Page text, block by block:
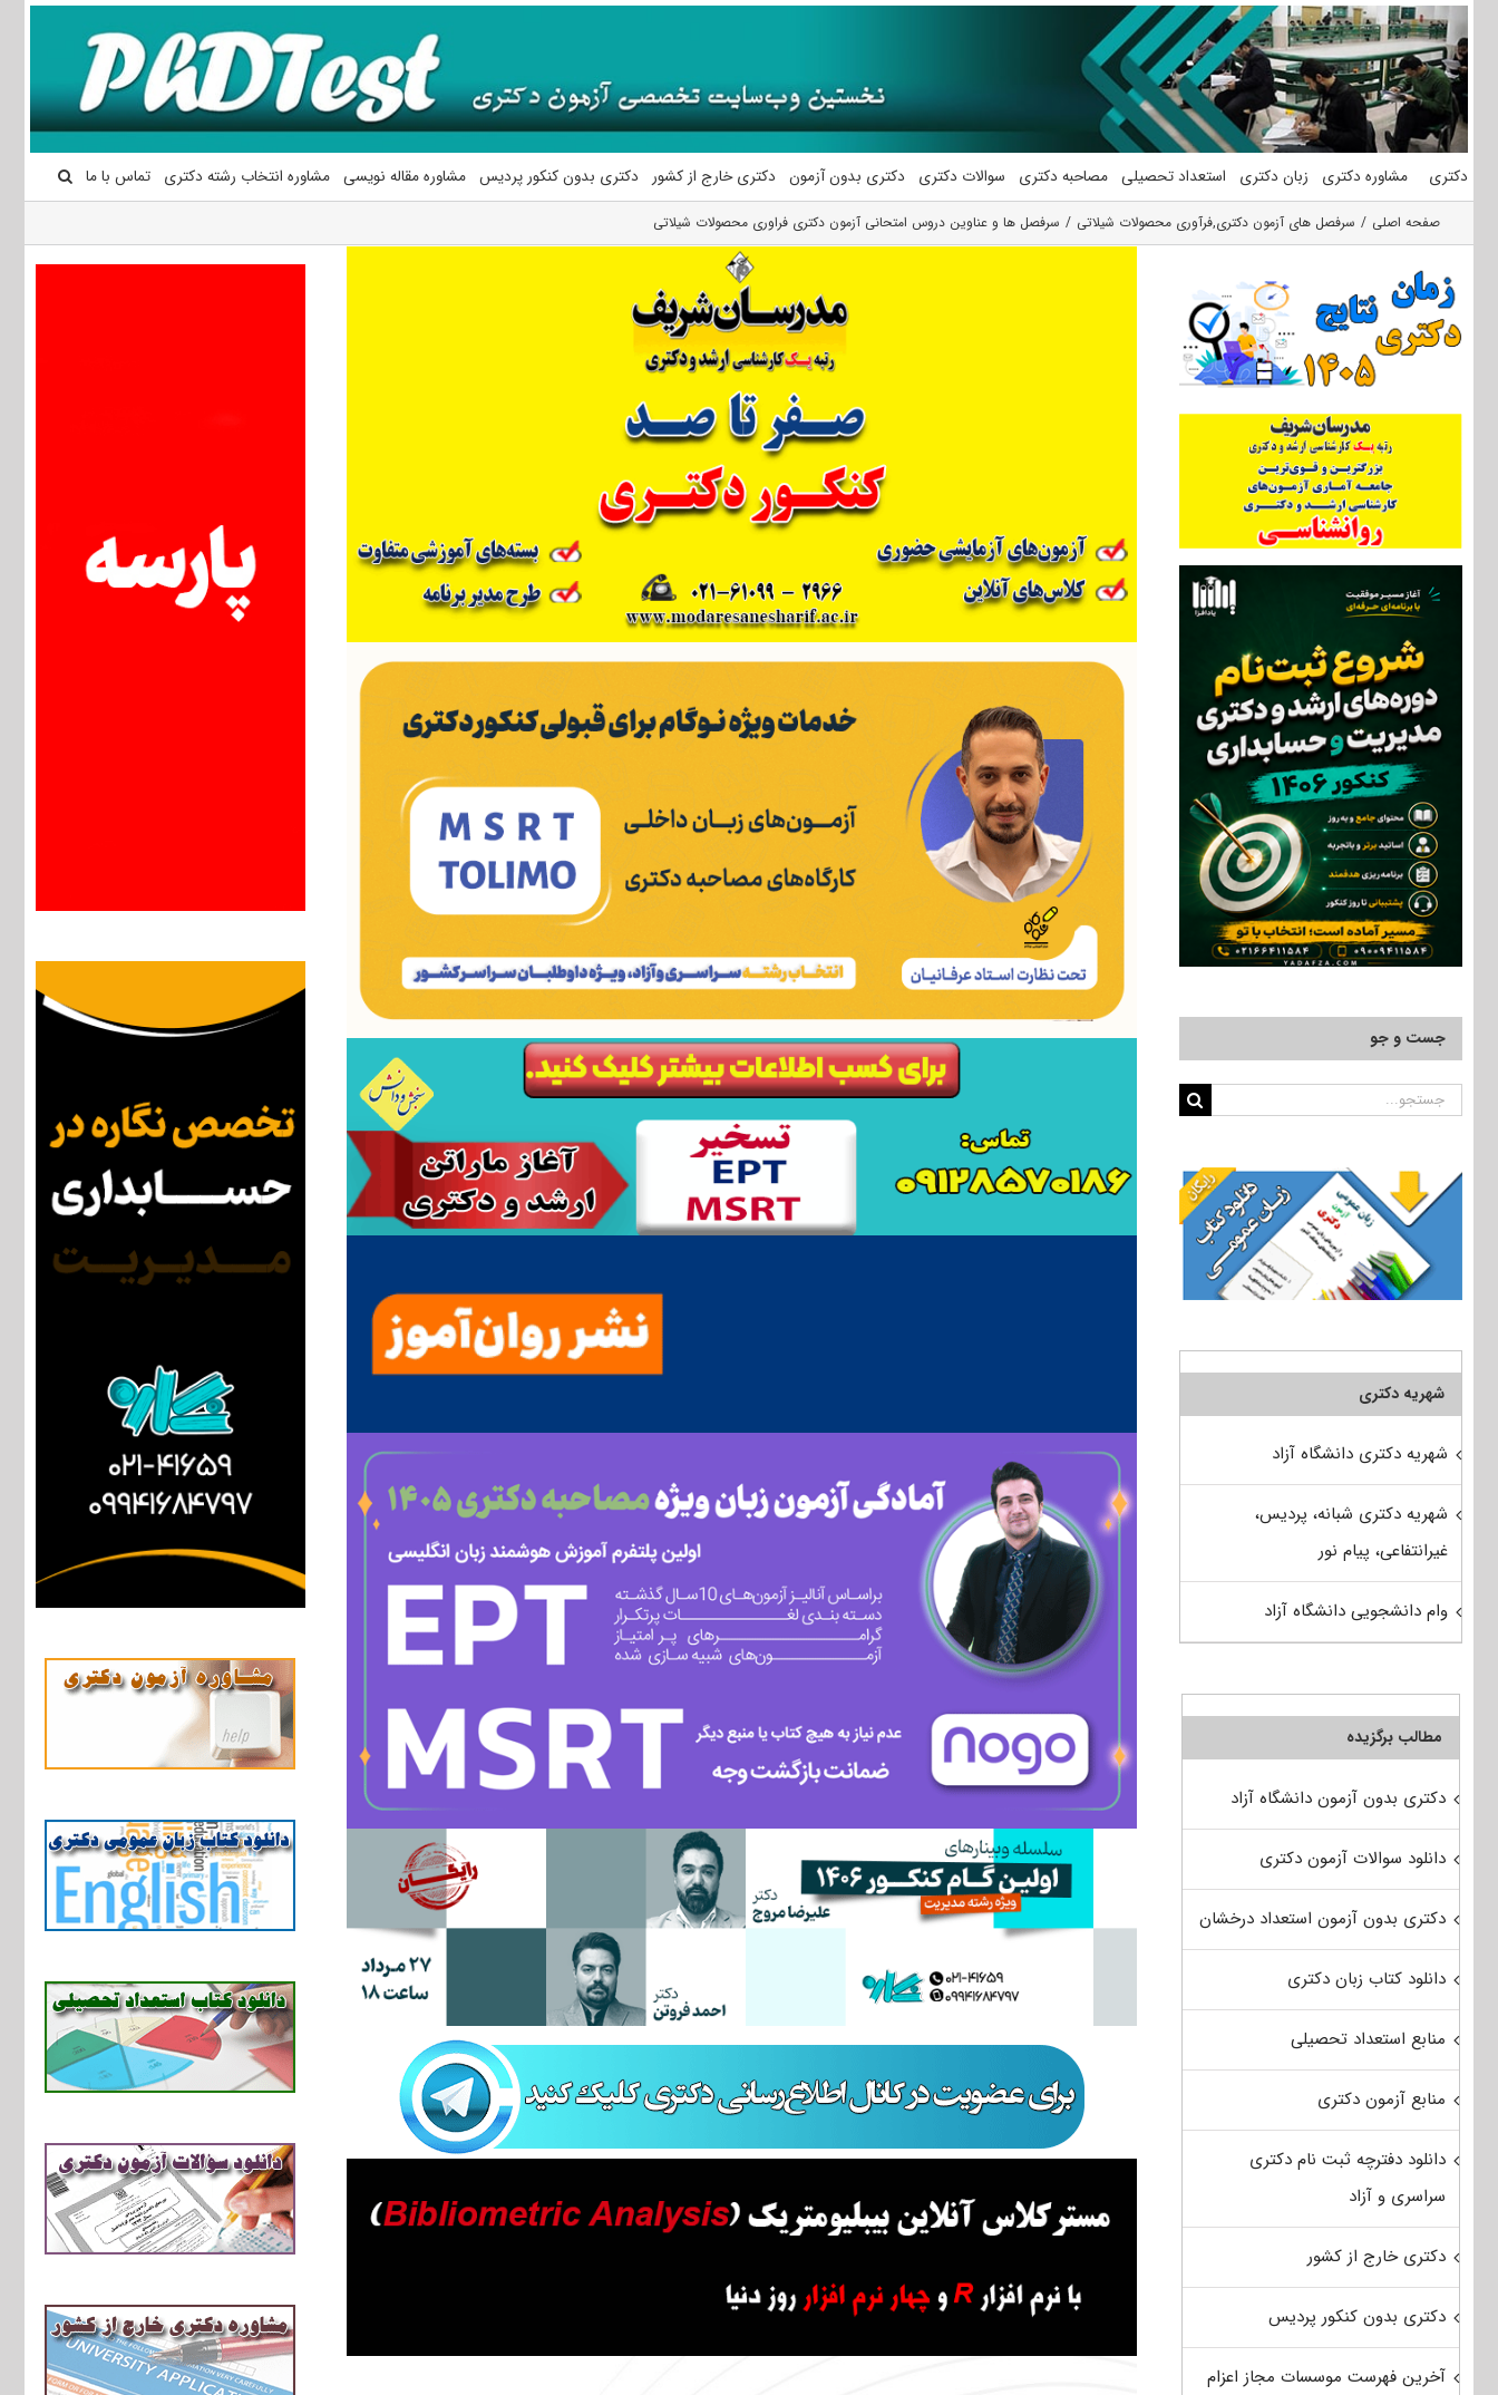
محتوا
دکتری مشاوره دکتری زبان دکتری استعداد تحصیلی مصاحبه دکتری سوالات دکتری دکتری بدون آزمون دکتری خارج از کشور دکتری بدون کنکور پردیس مشاوره مقاله نویسی مشاوره انتخاب رشته دکتری تماس با ما
صفحه اصلی سرفصل های آزمون دکتری,فرآوری محصولات شیلاتی سرفصل ها و عناوین دروس امتحانی آزمون دکتری فراوری محصولات شیلاتی
جست و جو
جستجو
شهریه دکتری
شهریه دکتری دانشگاه آزاد
شهریه دکتری شبانه، پردیس،
غیرانتفاعی، پیام نور
وام دانشجویی دانشگاه آزاد
مطالب برگزیده
دکتری بدون آزمون دانشگاه آزاد
دانلود سوالات آزمون دکتری
دکتری بدون آزمون استعداد درخشان
دانلود کتاب زبان دکتری
منابع استعداد تحصیلی
منابع آزمون دکتری
دانلود دفترچه ثبت نام دکتری
سراسری و آزاد
دکتری خارج از کشور
دکتری بدون کنکور پردیس
آخرین فهرست موسسات مجاز اعزام